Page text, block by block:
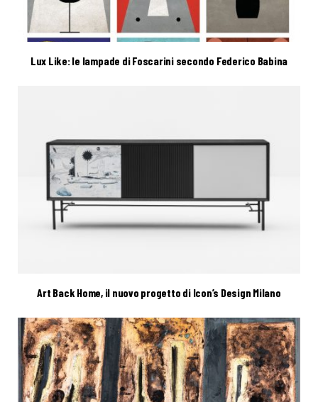
Lux Like: le lampade di Foscarini secondo Federico Babina
Art Back Home, il nuovo progetto di Icon’s Design Milano